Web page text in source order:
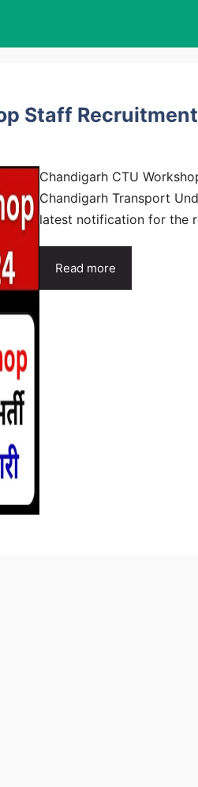
Staff
Chandigarh CTU
Chandigarh Transport
latest notification for the
Read more